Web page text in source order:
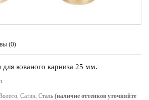
(0)
кованого карниза 25 мм.
Сатин, Сталь (наличие оттенков уточняйте